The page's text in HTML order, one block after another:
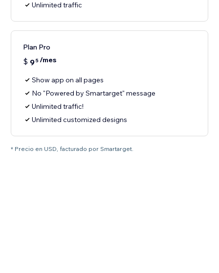
Unlimited traffic
Plan Pro
$ 95/mes
Show app on all pages
No "Powered by Smartarget" message
Unlimited traffic!
Unlimited customized designs
* Precio en USD, facturado por Smartarget.